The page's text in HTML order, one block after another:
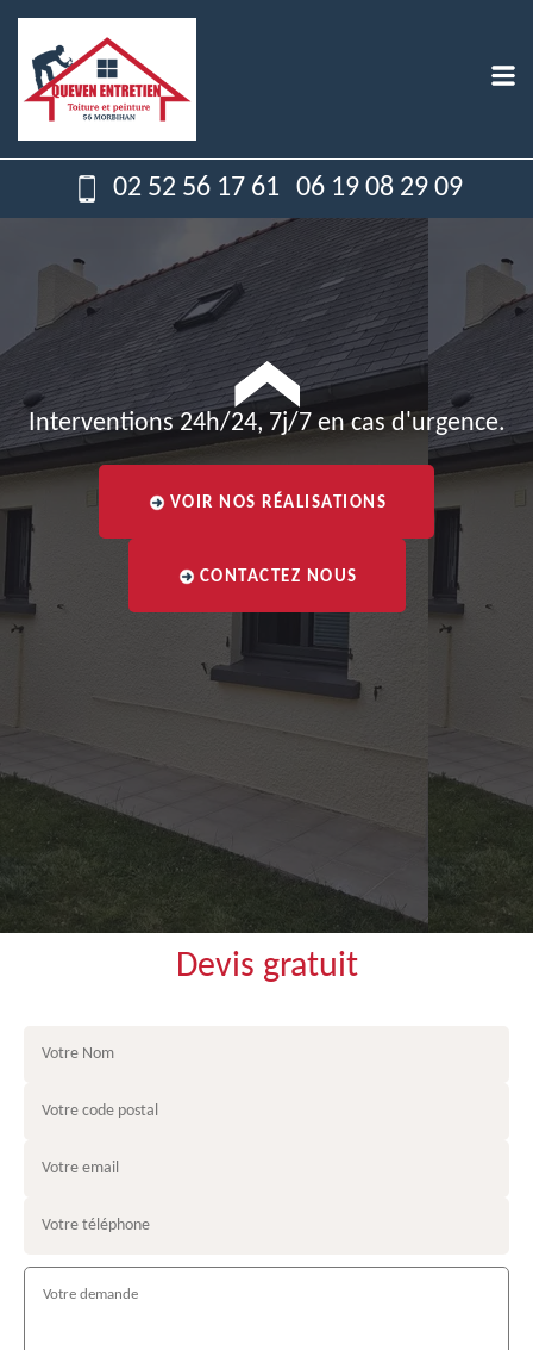
02 52 56 17 61 06 19 08 29 09
Interventions 24h/24, 7j/7 en cas d'urgence.
VOIR NOS RÉALISATIONS
CONTACTEZ NOUS
Devis gratuit